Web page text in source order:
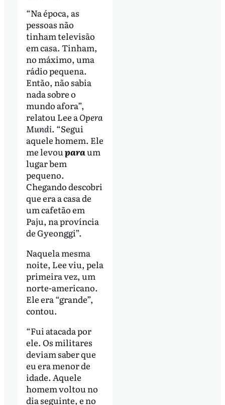
“Na época, as
pessoas não
tinham televisão
em casa. Tinham,
no máximo, uma
rádio pequena.
Então, não sabia
nada sobre o
mundo afora”,
relatou Lee aOpera
Mundi. “Segui
aquele homem. Ele
me levouparaum
lugar bem
pequeno.
Chegando descobri
que era a casa de
um cafetão em
Paju, na província
de Gyeonggi”.
Naquela mesma
noite, Lee viu, pela
primeira vez, um
norte-americano.
Ele era “grande”,
contou.
“Fui atacada por
ele. Os militares
deviam saber que
eu era menor de
idade. Aquele
homem voltou no
dia seguinte, e no